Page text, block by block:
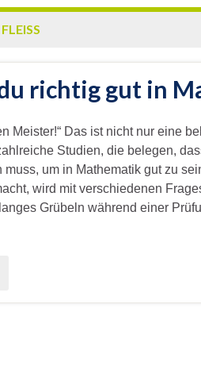
FLEISS
richtig gut in
Meister!“ Das ist nicht nur eine
Studien, die belegen,
muss, um in Mathematik gut zu
wird mit verschiedenen
Grübeln während einer